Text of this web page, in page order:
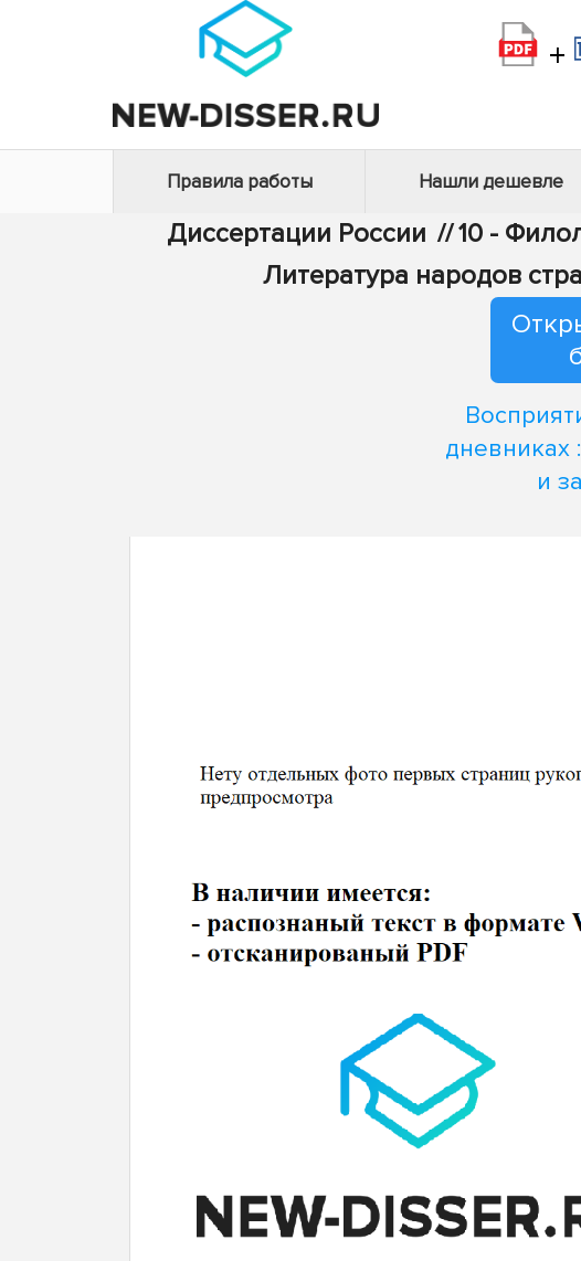
+
Правила работы Нашли дешевле
Диссертации России //10 -
Литература народов
дневниках
и